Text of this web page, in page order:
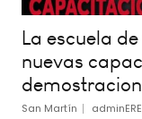
La escuela
nuevas
San Martín adminERE